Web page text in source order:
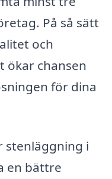
På så sätt
och
ökar chansen
för dina
stenläggning i
en bättre